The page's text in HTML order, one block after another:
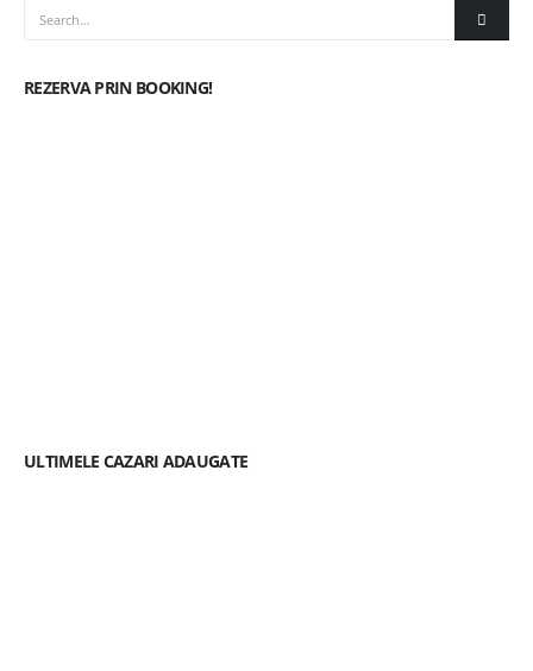
REZERVA PRIN BOOKING!
ULTIMELE CAZARI ADAUGATE